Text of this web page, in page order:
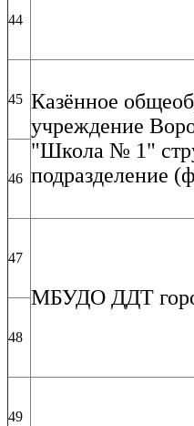
44
45 Казённое
учреждение
"Школа № 1"
подразделение
46
47
МБУДО ДДТ
48
49